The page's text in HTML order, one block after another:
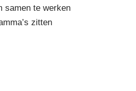
samen te werken
zitten